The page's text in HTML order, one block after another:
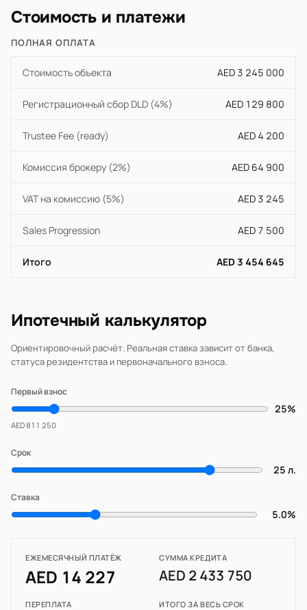
Стоимость и платежи
ПОЛНАЯ ОПЛАТА
Стоимость объекта AED 3 245 000
Регистрационный сбор DLD (4%) AED 129 800
Trustee Fee (ready) AED 4 200
Комиссия брокеру (2%) AED 64 900
VAT на комиссию (5%) AED 3 245
Sales Progression AED 7 500
Итого AED 3 454 645
Ипотечный калькулятор
Ориентировочный расчёт. Реальная ставка зависит от банка,
статуса резидентства и первоначального взноса.
Первый взнос
25%
AED 811 250
Срок
25 л.
Ставка
5.0%
ЕЖЕМЕСЯЧНЫЙ ПЛАТЁЖ
AED 14 227
СУММА КРЕДИТА
AED 2 433 750
ПЕРЕПЛАТА ИТОГО ЗА ВЕСЬ СРОК